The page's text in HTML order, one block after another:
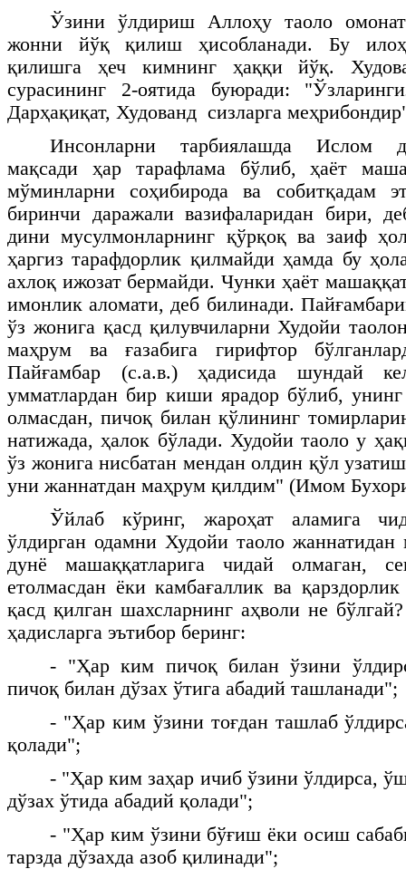
Ўзини ўлдириш Аллоҳу таоло
жонни йўқ қилиш ҳисобланади. Бу
қилишга ҳеч кимнинг ҳаққи йўқ.
сурасининг 2-оятида буюради:
Дарҳақиқат, Худованд сизларга
Инсонларни тарбиялашда Ислом
мақсади ҳар тарафлама бўлиб, ҳаёт
мўминларни соҳибирода ва собитқадам
биринчи даражали вазифаларидан бири,
дини мусулмонларнинг қўрқоқ ва заиф
ҳаргиз тарафдорлик қилмайди ҳамда бу
ахлоқ ижозат бермайди. Чунки ҳаёт
имонлик аломати, деб билинади.
ўз жонига қасд қилувчиларни Худойи
маҳрум ва ғазабига гирифтор
Пайғамбар (с.а.в.) ҳадисида шундай
умматлардан бир киши ярадор бўлиб,
олмасдан, пичоқ билан қўлининг
натижада, ҳалок бўлади. Худойи таоло у
ўз жонига нисбатан мендан олдин қўл
уни жаннатдан маҳрум қилдим" (Имом
Ўйлаб кўринг, жароҳат аламига
ўлдирган одамни Худойи таоло жаннатидан
дунё машаққатларига чидай олмаган,
етолмасдан ёки камбағаллик ва
қасд қилган шахсларнинг аҳволи не
ҳадисларга эътибор беринг:
- "Ҳар ким пичоқ билан ўзини
пичоқ билан дўзах ўтига абадий ташланади";
- "Ҳар ким ўзини тоғдан ташлаб
қолади";
- "Ҳар ким заҳар ичиб ўзини ўлдирса,
дўзах ўтида абадий қолади";
- "Ҳар ким ўзини бўғиш ёки осиш
тарзда дўзахда азоб қилинади";